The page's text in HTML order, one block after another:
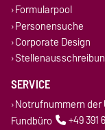
Formularpool
Personensuche
Corporate Design
SERVICE
Notrufnummern der
Fundbüro
+49